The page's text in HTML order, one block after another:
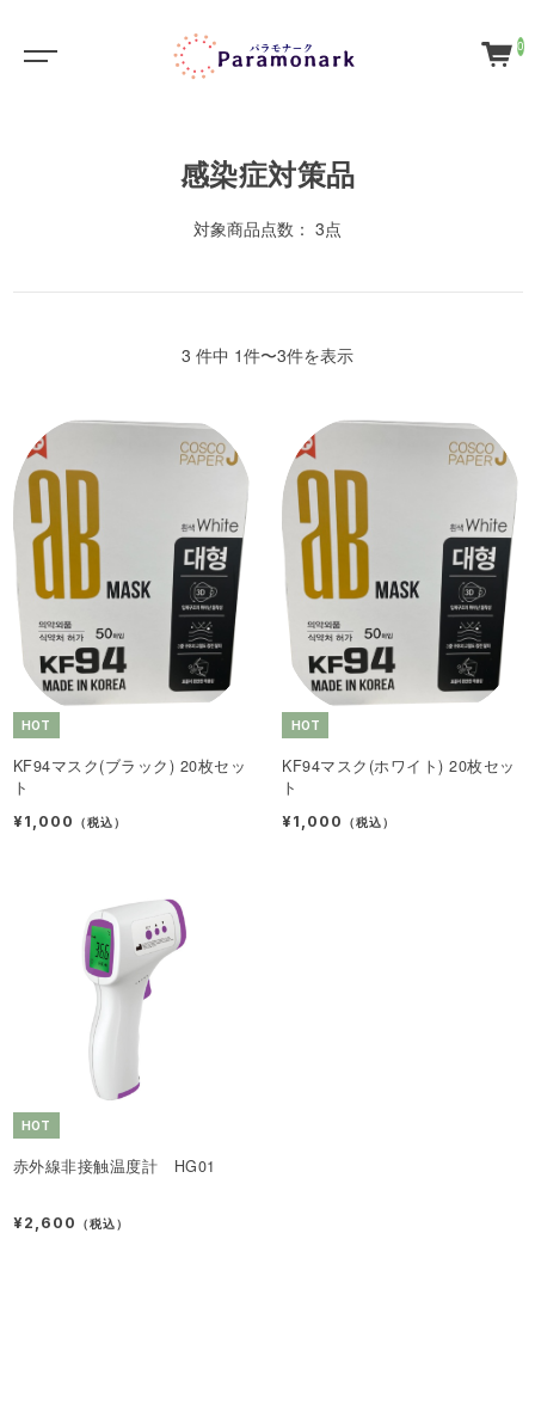
0
感染症対策品
対象商品点数： 3点
3 件中 1件〜3件を表示
HOT
KF94マスク(ブラック) 20枚セッ
ト
¥1,000 （税込）
HOT
KF94マスク(ホワイト) 20枚セッ
ト
¥1,000 （税込）
HOT
赤外線非接触温度計 HG01
¥2,600 （税込）